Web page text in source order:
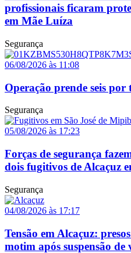
profissionais ficaram
em Mãe Luíza
Segurança
06/08/2026 às 11:08
Operação prende seis
Segurança
05/08/2026 às 17:23
Forças de segurança
dois fugitivos de Alcaçuz
Segurança
04/08/2026 às 17:17
Tensão em Alcaçuz:
motim após suspensão de